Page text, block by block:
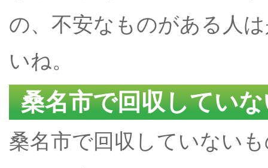
の、不安なものがある人
いね。
桑名市で回収してい
桑名市で回収していない